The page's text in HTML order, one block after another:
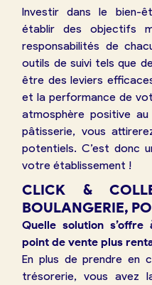
Investir dans le bien-
établir des objectifs
responsabilités de
outils de suivi tels que
être des leviers
et la performance de
atmosphère positive
pâtisserie, vous
potentiels. C’est donc
votre établissement !
CLICK &
BOULANGERIE,
Quelle solution
point de vente plus
En plus de prendre en
trésorerie, vous avez